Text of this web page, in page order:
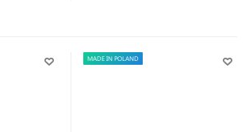
MADE IN POLAND